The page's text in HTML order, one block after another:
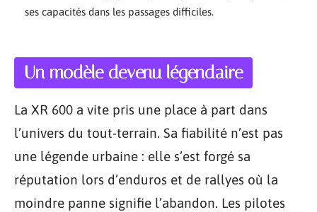
ses capacités dans les passages difficiles.
Un modèle devenu légendaire
La XR 600 a vite pris une place à part dans
l’univers du tout-terrain. Sa fiabilité n’est pas
une légende urbaine : elle s’est forgé sa
réputation lors d’enduros et de rallyes où la
moindre panne signifie l’abandon. Les pilotes